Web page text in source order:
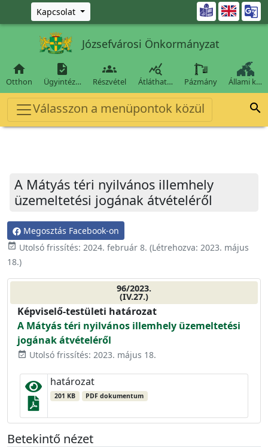
Ugrás a fő tartalomra
Kapcsolat 
Józsefvárosi Önkormányzat

Otthon

Ügyintéz…

Részvétel

Átláthat… Pázmány Állami k…
Válasszon a menüpontok közül 
A Mátyás téri nyilvános illemhely
üzemeltetési jogának átvételéről
Megosztás Facebook-on
event_available Utolsó frissítés: 2024. február 8. (Létrehozva: 2023. május
18.)
96/2023.
(IV.27.)
Képviselő-testületi határozat
A Mátyás téri nyilvános illemhely üzemeltetési
jogának átvételéről
event_available Utolsó frissítés: 2023. május 18.
határozat
201 KB PDF dokumentum
Betekintő nézet